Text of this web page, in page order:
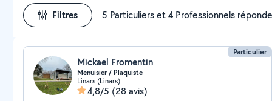
Filtres 5 Particuliers et 4 Professionnels
Particulier
Mickael Fromentin
Menuisier / Plaquiste
Linars (Linars)
4,8/5 (28 avis)